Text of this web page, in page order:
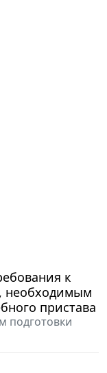
к
необходимым
пристава
подготовки